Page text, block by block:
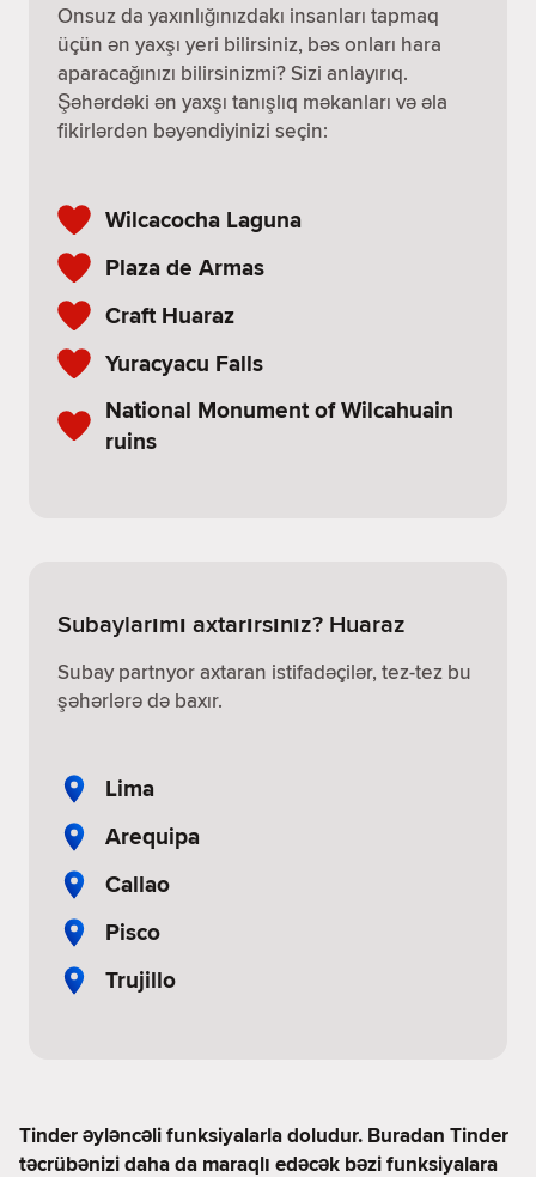
Onsuz da yaxınlığınızdakı insanları tapmaq
üçün ən yaxşı yeri bilirsiniz, bəs onları hara
aparacağınızı bilirsinizmi? Sizi anlayırıq.
Şəhərdəki ən yaxşı tanışlıq məkanları və əla
fikirlərdən bəyəndiyinizi seçin:
Wilcacocha Laguna
Plaza de Armas
Craft Huaraz
Yuracyacu Falls
National Monument of Wilcahuain
ruins
Subaylarımı axtarırsınız? Huaraz
Subay partnyor axtaran istifadəçilər, tez-tez bu
şəhərlərə də baxır.
Lima
Arequipa
Callao
Pisco
Trujillo
Tinder əyləncəli funksiyalarla doludur. Buradan Tinder
təcrübənizi daha da maraqlı edəcək bəzi funksiyalara